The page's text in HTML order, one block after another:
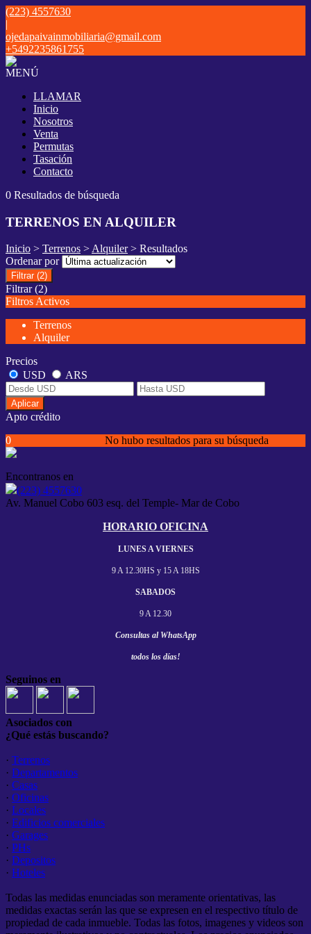
(223) 4557630
|
ojedapaivainmobiliaria@gmail.com
+5492235861755
MENÚ
LLAMAR
Inicio
Nosotros
Venta
Permutas
Tasación
Contacto
0 Resultados de búsqueda
TERRENOS EN ALQUILER
Inicio > Terrenos >Alquiler> Resultados
Ordenar por
Filtrar (2)
Filtrar (2)
Filtros Activos
Terrenos
Alquiler
Precios
USD
ARS
Aplicar
Apto crédito
No hubo resultados para su búsqueda
0
Encontranos en
(223) 4557630
Av. Manuel Cobo 603 esq. del Temple- Mar de Cobo
HORARIO OFICINA
LUNES A VIERNES
9 A 12.30HS y 15 A 18HS
SABADOS
9 A 12.30
Consultas al WhatsApp
todos los días!
Seguinos en
Asociados con
¿Qué estás buscando?
· Terrenos
· Departamentos
· Casas
· Oficinas
· Locales
· Edificios comerciales
· Garages
· PHs
· Depositos
· Hoteles
Todas las medidas enunciadas son meramente orientativas, las
medidas exactas serán las que se expresen en el respectivo título de
propiedad de cada inmueble. Todas las fotos, imagenes y videos son